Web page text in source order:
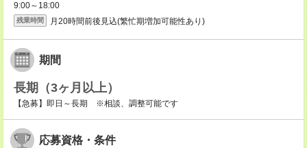
9:00～18:00
残業時間 月20時間前後見込(繁忙期増加可能性あり)
期間
長期（3ヶ月以上）
【急募】即日～長期 ※相談、調整可能です
応募資格・条件